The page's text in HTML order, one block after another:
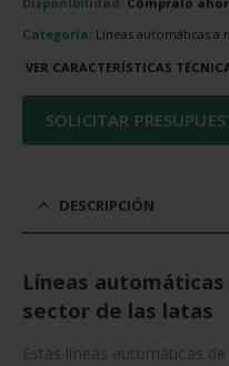
Categoría: Líneas automáticas a
VER CARACTERÍSTICAS
SOLICITAR
DESCRIPCIÓN
Líneas
sector de las latas
Estas líneas automáticas